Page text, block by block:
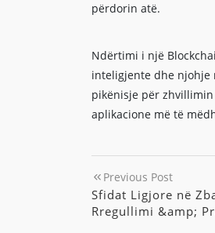
përdorin atë.
Ndërtimi i një
inteligjente dhe njohje
pikënisje për
aplikacione më të
Previous Post
Sfidat Ligjore në
Rregullimi &amp;